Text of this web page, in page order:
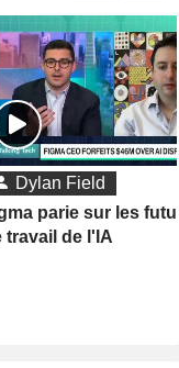
Dylan Field
parie sur les
travail de l'IA